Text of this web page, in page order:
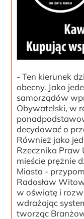
- Ten kierunek
obecny. Jako
samorządów
Obywatelski, w
decydować o
Również jako
Rzecznika Praw
mieście prężnie
Miasta -
Radosław
w oświatę i
wdrażając
tworząc